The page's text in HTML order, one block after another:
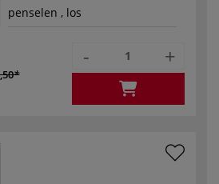
penselen , los
- +